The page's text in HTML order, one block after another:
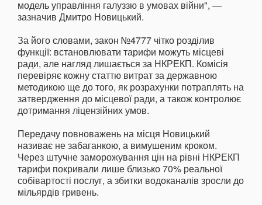
модель управління галуззю в умовах війни", —
зазначив Дмитро Новицький.
За його словами, закон №4777 чітко розділив
функції: встановлювати тарифи можуть місцеві
ради, але нагляд лишається за НКРЕКП. Комісія
перевіряє кожну статтю витрат за державною
методикою ще до того, як розрахунки потраплять на
затвердження до місцевої ради, а також контролює
дотримання ліцензійних умов.
Передачу повноважень на місця Новицький
називає не забаганкою, а вимушеним кроком.
Через штучне заморожування цін на рівні НКРЕКП
тарифи покривали лише близько 70% реальної
собівартості послуг, а збитки водоканалів зросли до
мільярдів гривень.